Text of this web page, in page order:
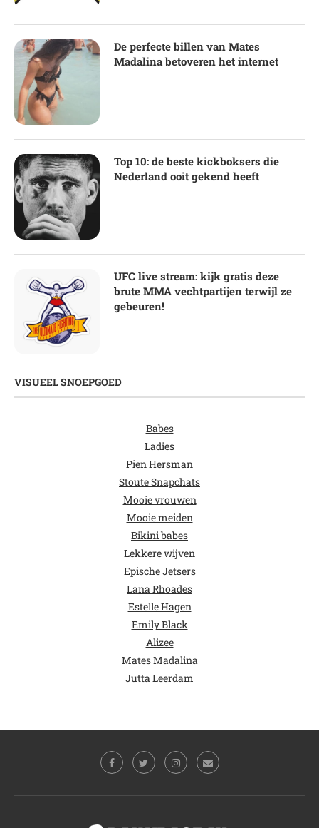
De perfecte billen van Mates
Madalina betoveren het internet
Top 10: de beste kickboksers die
Nederland ooit gekend heeft
UFC live stream: kijk gratis deze
brute MMA vechtpartijen terwijl ze
gebeuren!
VISUEEL SNOEPGOED
Babes
Ladies
Pien Hersman
Stoute Snapchats
Mooie vrouwen
Mooie meiden
Bikini babes
Lekkere wijven
Epische Jetsers
Lana Rhoades
Estelle Hagen
Emily Black
Alizee
Mates Madalina
Jutta Leerdam